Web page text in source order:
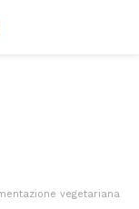
vegetariana